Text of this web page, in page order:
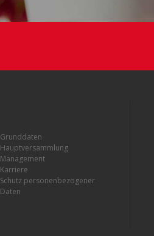
Grunddaten
Hauptversammlung
Management
Karriere
Schutz personenbezogener
Daten